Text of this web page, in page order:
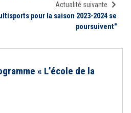
Actualité suivante
pour la saison 2023-2024 se
poursuivent"
« L’école de la